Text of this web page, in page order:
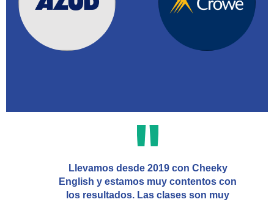
Llevamos desde 2019 con Cheeky
English y estamos muy contentos con
los resultados. Las clases son muy